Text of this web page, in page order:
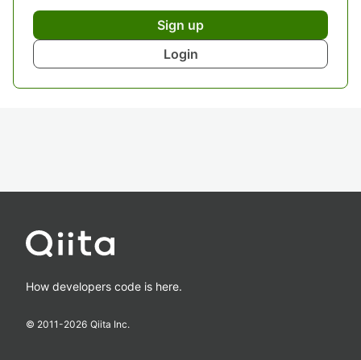
Sign up
Login
How developers code is here.
© 2011-2026 Qiita Inc.